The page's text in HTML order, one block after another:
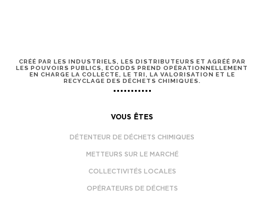
CRÉÉ PAR LES INDUSTRIELS, LES DISTRIBUTEURS ET AGRÉÉ PAR
LES POUVOIRS PUBLICS, ECODDS PREND OPÉRATIONNELLEMENT
EN CHARGE LA COLLECTE, LE TRI, LA VALORISATION ET LE
RECYCLAGE DES DÉCHETS CHIMIQUES.
VOUS ÊTES
DÉTENTEUR DE DÉCHETS CHIMIQUES
METTEURS SUR LE MARCHÉ
COLLECTIVITÉS LOCALES
OPÉRATEURS DE DÉCHETS